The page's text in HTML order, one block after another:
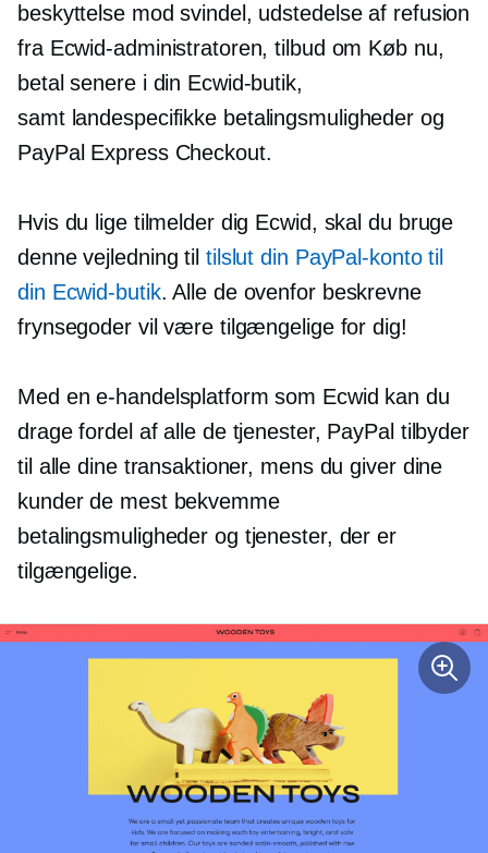
beskyttelse mod svindel, udstedelse af refusion
fra Ecwid-administratoren, tilbud om Køb nu,
betal senere i din Ecwid-butik,
samt landespecifikke betalingsmuligheder og
PayPal Express Checkout.
Hvis du lige tilmelder dig Ecwid, skal du bruge
denne vejledning til tilslut din PayPal-konto til
din Ecwid-butik. Alle de ovenfor beskrevne
frynsegoder vil være tilgængelige for dig!
Med en e-handelsplatform som Ecwid kan du
drage fordel af alle de tjenester, PayPal tilbyder
til alle dine transaktioner, mens du giver dine
kunder de mest bekvemme
betalingsmuligheder og tjenester, der er
tilgængelige.